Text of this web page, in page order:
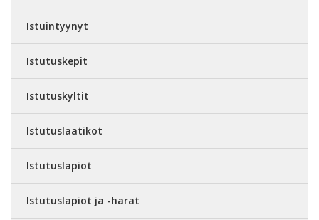
Istuintyynyt
Istutuskepit
Istutuskyltit
Istutuslaatikot
Istutuslapiot
Istutuslapiot ja -harat